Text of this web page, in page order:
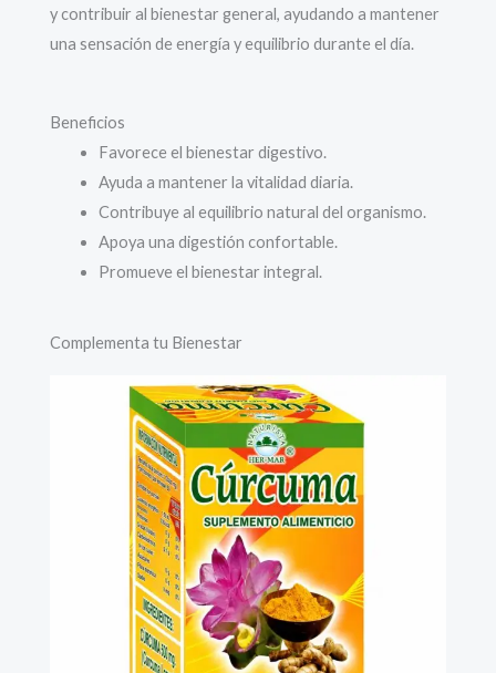
y contribuir al bienestar general, ayudando a mantener
una sensación de energía y equilibrio durante el día.
Beneficios
Favorece el bienestar digestivo.
Ayuda a mantener la vitalidad diaria.
Contribuye al equilibrio natural del organismo.
Apoya una digestión confortable.
Promueve el bienestar integral.
Complementa tu Bienestar